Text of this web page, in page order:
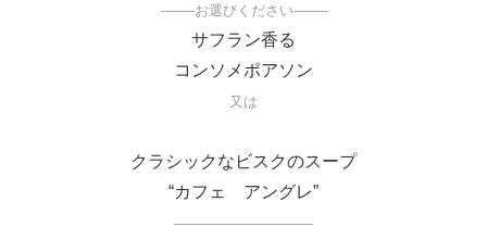
--------お選びください--------
サフラン香る
コンソメポアソン
又は
クラシックなビスクのスープ
“カフェ アングレ”
--------------------------------